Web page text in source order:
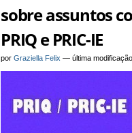
sobre assuntos
PRIQ e PRIC-IE
porGraziella Felix —última modificação